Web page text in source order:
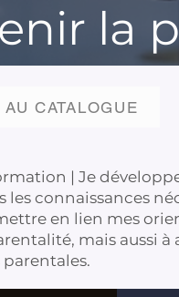
la
CATALOGUE
| Je
les connaissances
en lien mes
mais aussi